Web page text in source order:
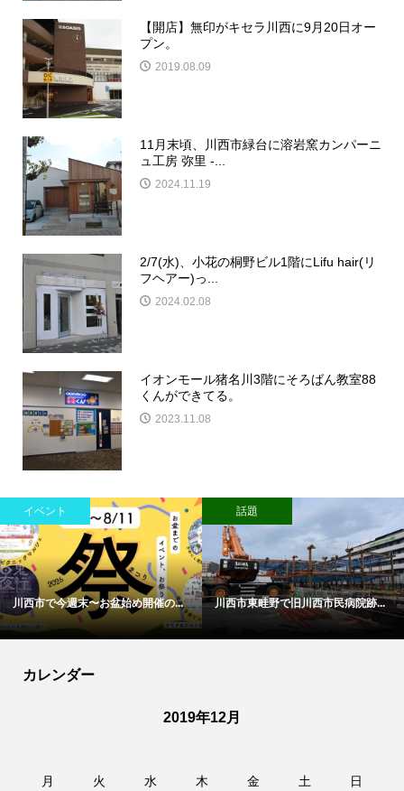
【開店】無印がキセラ川西に9月20日オー
プン。
2019.08.09
11月末頃、川西市緑台に溶岩窯カンパーニ
ュ工房 弥里 -...
2024.11.19
2/7(水)、小花の桐野ビル1階にLifu hair(リ
フヘアー)っ...
2024.02.08
イオンモール猪名川3階にそろばん教室88
くんができてる。
2023.11.08
イベント
川西市で今週末〜お盆始め開催の...
話題
川西市東畦野で旧川西市民病院跡...
カレンダー
2019年12月
月 火 水 木 金 土 日